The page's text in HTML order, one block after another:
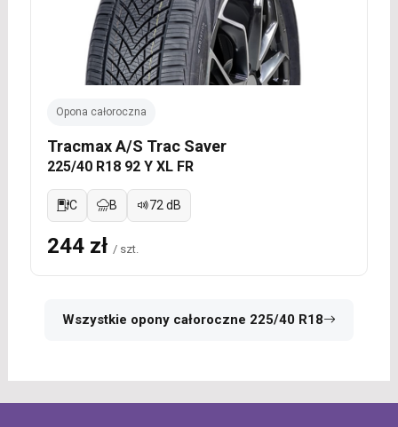
Opona całoroczna
Tracmax A/S Trac Saver
225/40 R18 92 Y XL FR
C B 72 dB
244 zł / szt.
Wszystkie opony całoroczne 225/40 R18